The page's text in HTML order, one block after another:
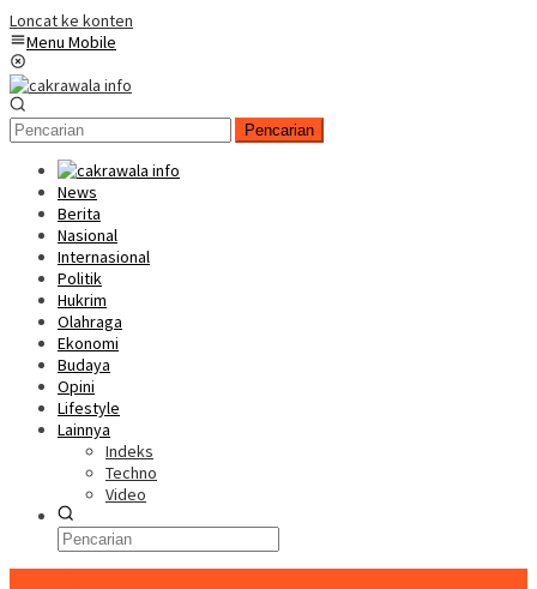
Loncat ke konten
Menu Mobile
Pencarian
News
Berita
Nasional
Internasional
Politik
Hukrim
Olahraga
Ekonomi
Budaya
Opini
Lifestyle
Lainnya
Indeks
Techno
Video